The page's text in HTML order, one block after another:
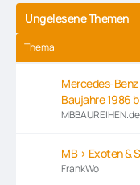
Ungelesene Themen
Thema
Mercedes-
Baujahre 1986
MBBAUREIHEN.de
MB > Exoten &
FrankWo